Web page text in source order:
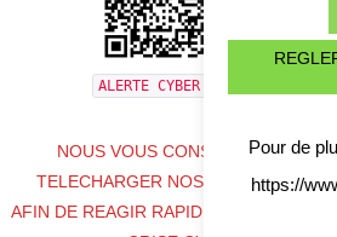
ALERTE CYBER CRISE
NOUS VOUS CONSEILLONS DE
TELECHARGER NOS COORDONNES
AFIN DE REAGIR RAPIDEMENT EN CAS
Pour de
https://